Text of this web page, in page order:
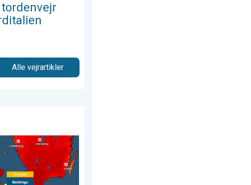
Alle vejrartikler
. mandag den 20. juli 2026
Ny varmerekord. . . mandag den 29. juni 2026